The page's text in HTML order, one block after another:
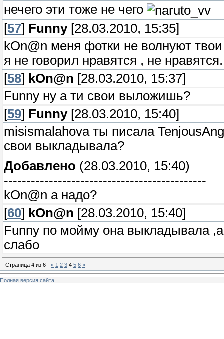
нечего эти тоже не чего
[57] Funny[28.03.2010, 15:35]
kOn@n меня фотки не волнуют
я не говорил нравятся , не нравятся.
[58] kOn@n [28.03.2010, 15:37]
Funny ну а ти свои выложишь?
[59] Funny[28.03.2010, 15:40]
misismalahova ты писала
свои выкладывала?
Добавлено (28.03.2010, 15:40)
---------------------------------------------
kOn@n а надо?
[60] kOn@n [28.03.2010, 15:40]
Funny по мойму она выкладывала
слабо
Страница 4 из 6 « 1 2 3 4 5 6 »
Полная версия сайта